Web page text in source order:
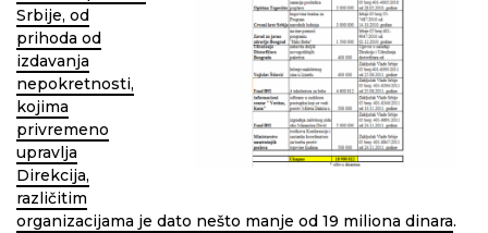
Srbije, od
prihoda od
izdavanja
nepokretnosti,
kojima
privremeno
upravlja
Direkcija,
različitim
organizacijama je dato nešto manje od 19 miliona dinara.